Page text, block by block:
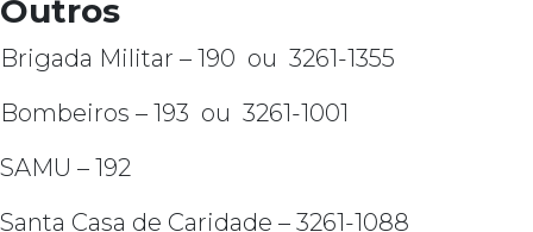
Outros
Brigada Militar – 190 ou 3261-1355
Bombeiros – 193 ou 3261-1001
SAMU – 192
Santa Casa de Caridade – 3261-1088